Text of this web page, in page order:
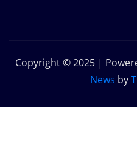
Copyright © 2025 |
News by